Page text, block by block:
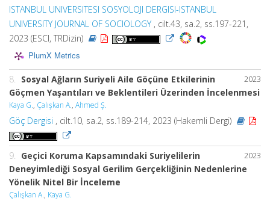
ISTANBUL UNIVERSITESI SOSYOLOJI DERGISI-ISTANBUL
UNIVERSITY JOURNAL OF SOCIOLOGY , cilt.43, sa.2, ss.197-221,
2023 (ESCI, TRDizin)
PlumX Metrics
2023
8. Sosyal Ağların Suriyeli Aile Göçüne Etkilerinin
Göçmen Yaşantıları ve Beklentileri Üzerinden İncelenmesi
Kaya G., Çalışkan A., Ahmed Ş.
Göç Dergisi , cilt.10, sa.2, ss.189-214, 2023 (Hakemli Dergi)
2023
9. Geçici Koruma Kapsamındaki Suriyelilerin
Deneyimlediği Sosyal Gerilim Gerçekliğinin Nedenlerine
Yönelik Nitel Bir İnceleme
Çalışkan A., Kaya G.